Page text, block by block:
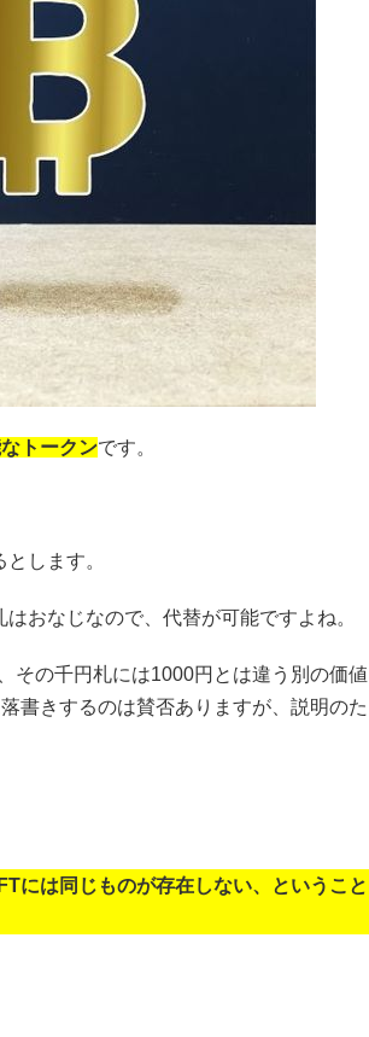
トークンです。
します。
おなじなので、代替が可能ですよね。
その千円札には1000円とは違う別の価値
書きするのは賛否ありますが、説明のた
には同じものが存在しない、ということ